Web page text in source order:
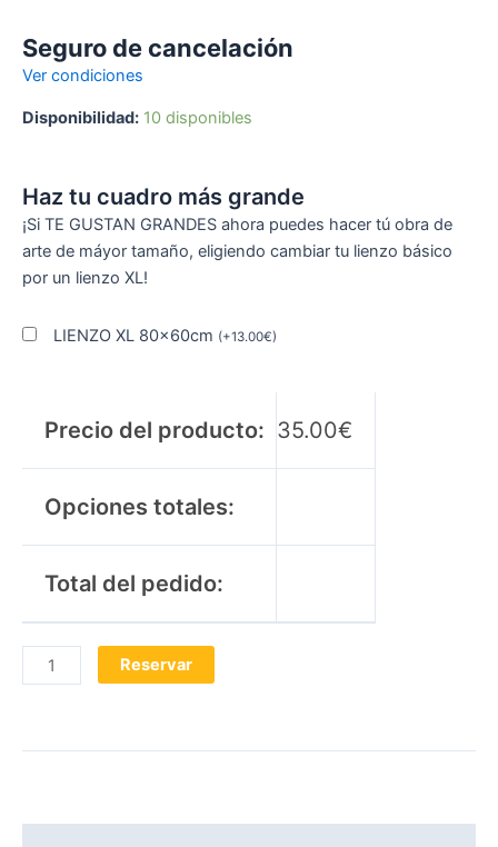
Seguro de cancelación
Ver condiciones
Disponibilidad: 10 disponibles
Haz tu cuadro más grande
¡Si TE GUSTAN GRANDES ahora puedes hacer tú obra de
arte de máyor tamaño, eligiendo cambiar tu lienzo básico
por un lienzo XL!
LIENZO XL 80x60cm (+13.00€)
Precio del producto: 35.00€
Opciones totales:
Total del pedido:
Reservar